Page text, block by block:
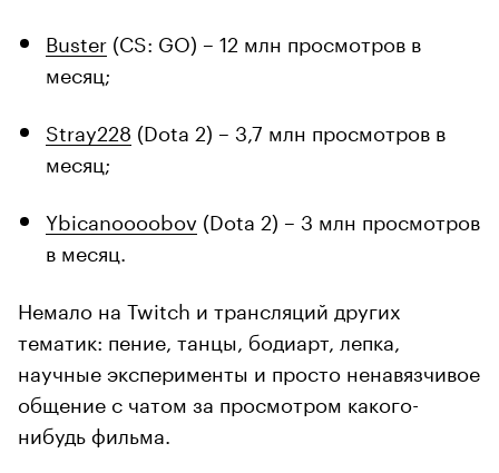
Buster (CS: GO) – 12 млн просмотров в
месяц;
Stray228 (Dota 2) – 3,7 млн просмотров в
месяц;
Ybicanoooobov (Dota 2) – 3 млн просмотров
в месяц.
Немало на Twitch и трансляций других
тематик: пение, танцы, бодиарт, лепка,
научные эксперименты и просто ненавязчивое
общение с чатом за просмотром какого-
нибудь фильма.